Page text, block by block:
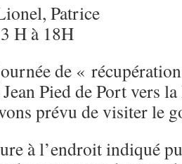
Patrice
H à 18H
de «
Pied de Port vers
prévu de visiter le
à l’endroit indiqué